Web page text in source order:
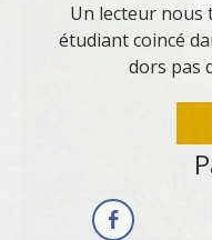
Un lecteur nous
étudiant coincé
dors pas